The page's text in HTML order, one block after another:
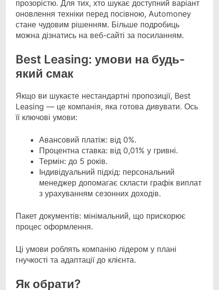
прозорістю. Для тих, хто шукає доступний варіант
оновлення техніки перед посівною, Automoney
стане чудовим рішенням. Більше подробиць
можна дізнатись на веб-сайті за посиланням.
Best Leasing: умови на будь-
який смак
Якщо ви шукаєте нестандартні пропозиції, Best
Leasing — це компанія, яка готова дивувати. Ось
її ключові умови:
Авансовий платіж: від 0%.
Процентна ставка: від 0,01% у гривні.
Термін: до 5 років.
Індивідуальний підхід: персональний
менеджер допомагає скласти графік виплат
з урахуванням сезонних доходів.
Пакет документів: мінімальний, що прискорює
процес оформлення.
Ці умови роблять компанію лідером у плані
гнучкості та адаптації до клієнта.
Як обрати?